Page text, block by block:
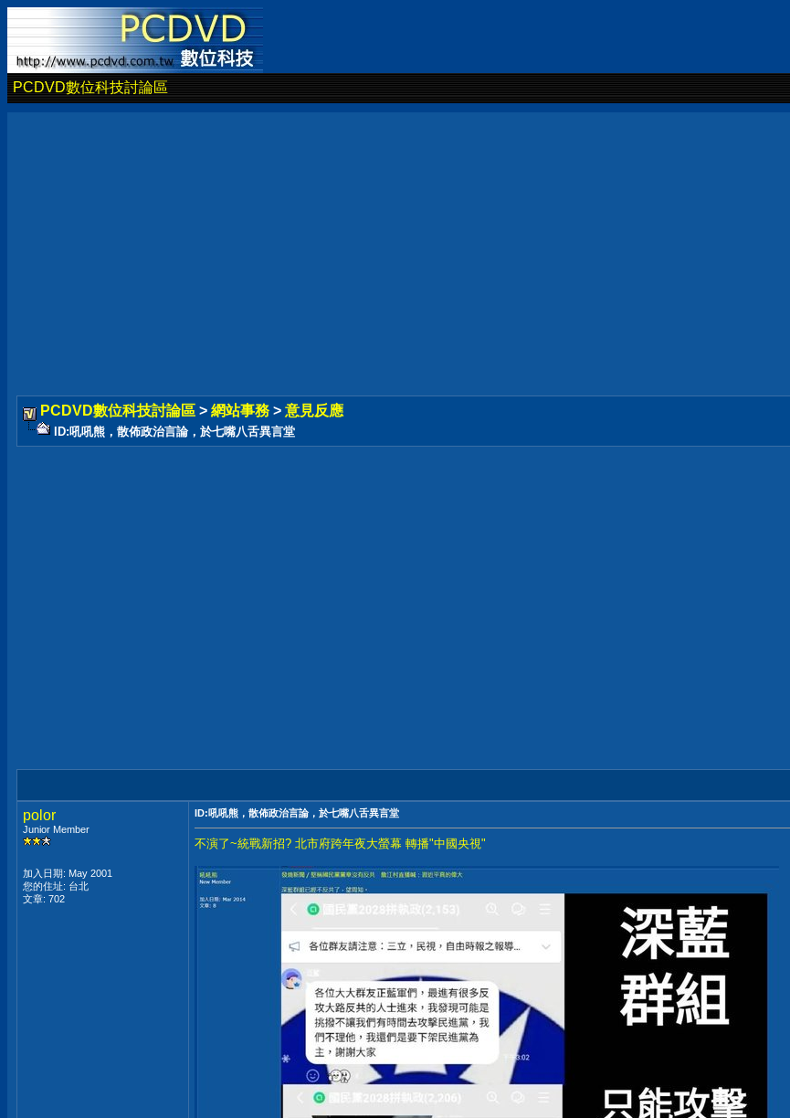
PCDVD數位科技討論區
PCDVD數位科技討論區 > 網站事務 > 意見反應
ID:吼吼熊，散佈政治言論，於七嘴八舌異言堂
polor
Junior Member
加入日期: May 2001
您的住址: 台北
文章: 702
ID:吼吼熊，散佈政治言論，於七嘴八舌異言堂
不演了~統戰新招? 北市府跨年夜大螢幕 轉播"中國央視"